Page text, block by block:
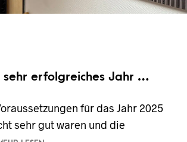
sehr erfolgreiches Jahr …
für das Jahr 2025
sehr gut waren und die